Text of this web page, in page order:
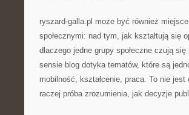
ryszard-galla.pl może być również
społecznymi: nad tym, jak kształtują się
dlaczego jedne grupy społeczne czują
sensie blog dotyka tematów, które są
mobilność, kształcenie, praca. To nie
raczej próba zrozumienia, jak decyzje